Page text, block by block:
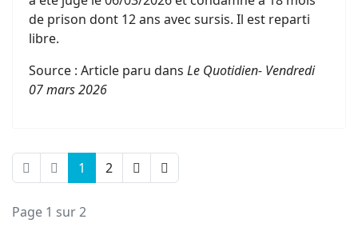
de prison dont 12 ans avec sursis. Il est reparti
libre.
Source : Article paru dans Le Quotidien- Vendredi
07 mars 2026
1 2
Page 1 sur 2